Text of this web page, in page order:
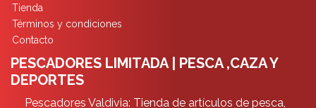
Tienda
Términos y condiciones
Contacto
PESCADORES LIMITADA | PESCA ,CAZA Y
DEPORTES
Pescadores Valdivia: Tienda de artículos de pesca,